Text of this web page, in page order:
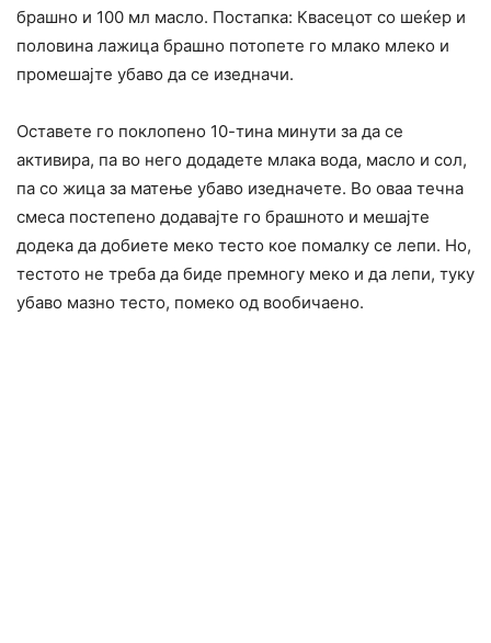
брашно и 100 мл масло. Постапка: Квасецот со шеќер и
половина лажица брашно потопете го млако млеко и
промешајте убаво да се изедначи.
Оставете го поклопено 10-тина минути за да се
активира, па во него додадете млака вода, масло и сол,
па со жица за матење убаво изедначете. Во оваа течна
смеса постепено додавајте го брашното и мешајте
додека да добиете меко тесто кое помалку се лепи. Но,
тестото не треба да биде премногу меко и да лепи, туку
убаво мазно тесто, помеко од вообичаено.